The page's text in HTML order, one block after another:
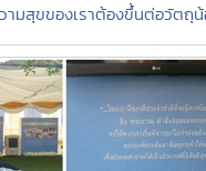
มสุขของเราต้องขึ้นต่อวัตถุ